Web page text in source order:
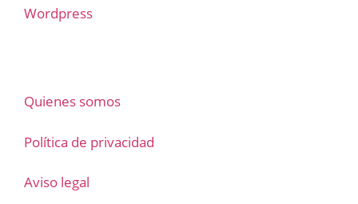
Wordpress
Quienes somos
Política de privacidad
Aviso legal